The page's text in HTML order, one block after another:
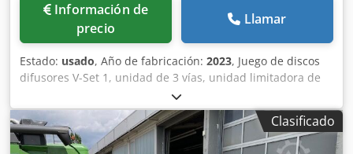
Información de
precio
Llamar
Estado: usado, Año de fabricación: 2023, Juego de discos
difusores V-Set 1, unidad de 3 vías, unidad limitadora de
esparcido Limiter V / barra de protección tubular S,
dispositivo de rodillos enchufable, mecanismo de
esparcido ZA-V, sobreestructura de tolva S / 2000 eje de
transmisión con acoplamiento de fricción, componentes de
Clasificado